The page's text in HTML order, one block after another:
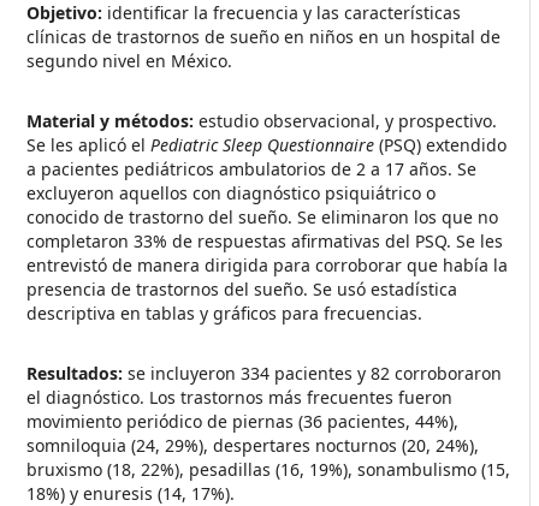
Objetivo: identificar la frecuencia y las características
clínicas de trastornos de sueño en niños en un hospital de
segundo nivel en México.
Material y métodos: estudio observacional, y prospectivo.
Se les aplicó el Pediatric Sleep Questionnaire(PSQ) extendido
a pacientes pediátricos ambulatorios de 2 a 17 años. Se
excluyeron aquellos con diagnóstico psiquiátrico o
conocido de trastorno del sueño. Se eliminaron los que no
completaron 33% de respuestas afirmativas del PSQ. Se les
entrevistó de manera dirigida para corroborar que había la
presencia de trastornos del sueño. Se usó estadística
descriptiva en tablas y gráficos para frecuencias.
Resultados: se incluyeron 334 pacientes y 82 corroboraron
el diagnóstico. Los trastornos más frecuentes fueron
movimiento periódico de piernas (36 pacientes, 44%),
somniloquia (24, 29%), despertares nocturnos (20, 24%),
bruxismo (18, 22%), pesadillas (16, 19%), sonambulismo (15,
18%) y enuresis (14, 17%).